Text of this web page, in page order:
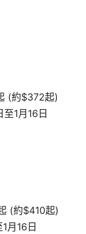
(約$372起)
1月16日
(約$410起)
月16日